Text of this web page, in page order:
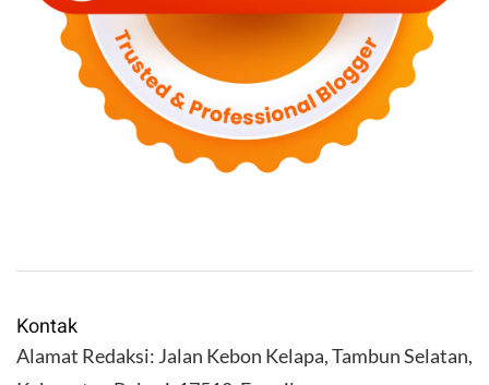
Kontak
Alamat Redaksi: Jalan Kebon Kelapa, Tambun Selatan,